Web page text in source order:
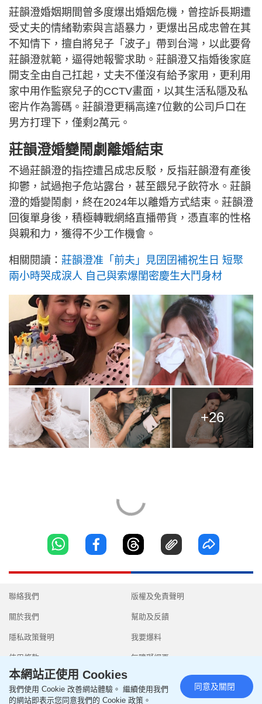
莊韻澄婚姻期間曾多度爆出婚姻危機，曾控訴長期遭
受丈夫的情緒勒索與言語暴力，更爆出呂成忠曾在其
不知情下，擅自將兒子「波子」帶到台灣，以此要脅
莊韻澄就範，逼得她報警求助。莊韻澄又指婚後家庭
開支全由自己扛起，丈夫不僅沒有給予家用，更利用
家中用作監察兒子的CCTV畫面，以其生活私隱及私
密片作為籌碼。莊韻澄更稱高達7位數的公司戶口在
男方打理下，僅剩2萬元。
莊韻澄婚變鬧劇離婚結束
不過莊韻澄的指控遭呂成忠反駁，反指莊韻澄有產後
抑鬱，試過抱子危站露台，甚至餵兒子飲符水。莊韻
澄的婚變鬧劇，終在2024年以離婚方式結束。莊韻澄
回復單身後，積極轉戰網絡直播帶貨，憑直率的性格
與親和力，獲得不少工作機會。
相關閱讀： 莊韻澄准「前夫」見囝囝補祝生日 短聚
兩小時哭成淚人 自己與索爆閨密慶生大鬥身材
+26
聯絡我們
關於我們
隱私政策聲明
使用條款
版權及免責聲明
幫助及反饋
我要爆料
無障礙網頁
本網站正使用 Cookies
我們使用 Cookie 改善網站體驗。 繼續使用我們
的網站即表示您同意我們的 Cookie 政策。
同意及關閉